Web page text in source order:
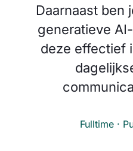
Daarnaast ben
generatieve
deze effectief
Fulltime ·